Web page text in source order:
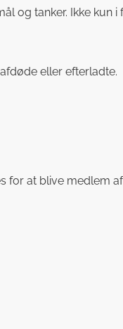
og tanker. Ikke kun i
eller efterladte.
at blive medlem af